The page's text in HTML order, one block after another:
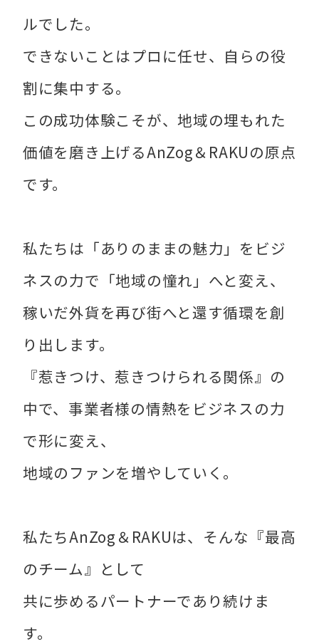
ルでした。
できないことはプロに任せ、自らの役
割に集中する。
この成功体験こそが、地域の埋もれた
価値を磨き上げるAnZog＆RAKUの原点
です。
私たちは「ありのままの魅力」をビジ
ネスの力で「地域の憧れ」へと変え、
稼いだ外貨を再び街へと還す循環を創
り出します。
『惹きつけ、惹きつけられる関係』の
中で、事業者様の情熱をビジネスの力
で形に変え、
地域のファンを増やしていく。
私たちAnZog＆RAKUは、そんな『最高
のチーム』として
共に歩めるパートナーであり続けま
す。